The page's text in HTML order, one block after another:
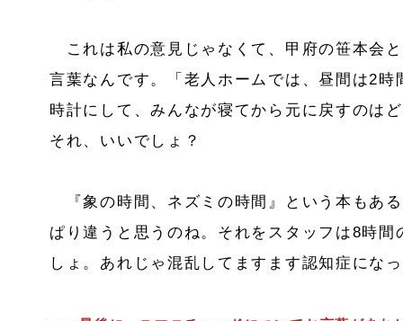
これは私の意見じゃなくて、甲府の笹本会
言葉なんです。「老人ホームでは、昼間は2
時計にして、みんなが寝てから元に戻すのは
それ、いいでしょ？
『象の時間、ネズミの時間』という本もあ
ぱり違うと思うのね。それをスタッフは8時
しょ。あれじゃ混乱してますます認知症にな